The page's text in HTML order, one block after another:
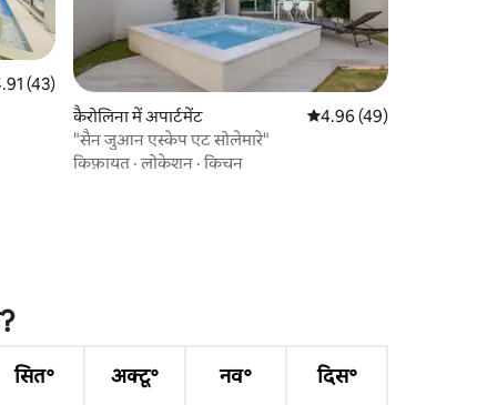
रेटिंग 5 में से 4.91, 43 समीक्षाएँ
(43)
कैरोलिना में अपार्टमेंट औसत रेटिंग 5 में से 4.96,
4.96 (49)
"सैन जुआन एस्केप एट सोलेमारे"
किफ़ायत ·लोकेशन ·किचन
सित॰ अक्टू॰ नव॰ दिस॰